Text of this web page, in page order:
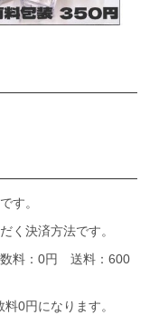
す。
く決済方法です。
数料：0円 送料：600
0円になります。